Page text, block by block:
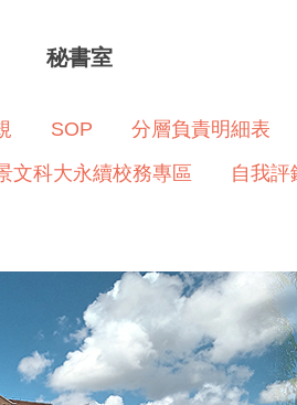
秘書室
SOP 分層負責明細表
文科大永續校務專區 自我評